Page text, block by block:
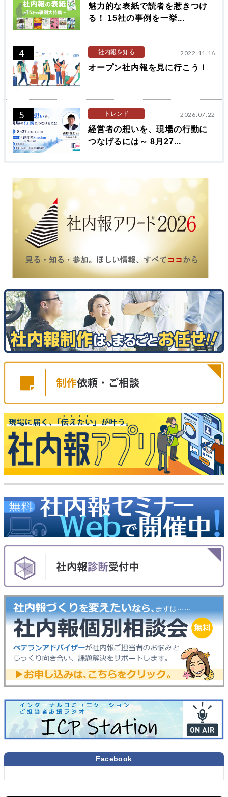
魅力的な表紙で読者を惹きつけ
る！ 15社の事例を一挙...
4 社内報を知る 2022.11.16
オープン社内報を見に行こう！
5 トレンド 2026.07.22
経営者の想いを、現場の行動に
つなげるには～ 8月27...
Facebook